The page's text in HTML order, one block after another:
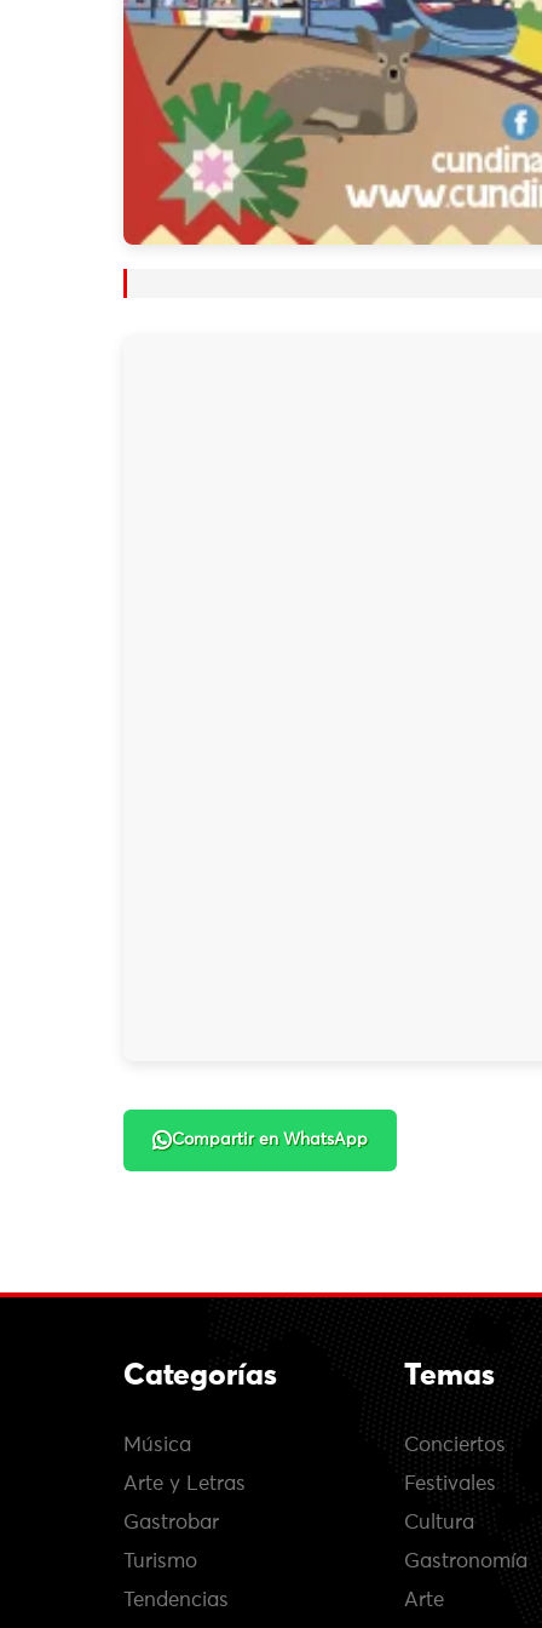
Compartir en WhatsApp
Categorías
Música
Arte y Letras
Gastrobar
Turismo
Tendencias
Temas
Conciertos
Festivales
Cultura
Gastronomía
Arte